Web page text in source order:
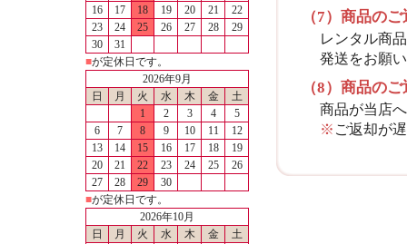
16
17 18 19 20 21
22
23
24 25 26 27 28
29
30
31
■が定休日です。
2026年9月
日
月 火 水 木 金
土
1
2 3 4
5
6
7 8 9 10 11
12
13
14 15 16 17 18
19
20
21 22 23 24 25
26
27
28 29
30
■が定休日です。
2026年10月
日
月 火 水 木 金
土
（7）商品の
レンタル商
発送をお願
（8）商品の
商品が当店
※ ご返却が